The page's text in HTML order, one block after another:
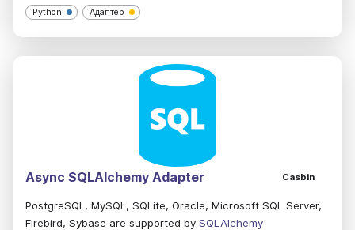
Python Адаптер
Async SQLAlchemy Adapter Casbin
PostgreSQL, MySQL, SQLite, Oracle, Microsoft SQL Server,
Firebird, Sybase are supported by SQLAlchemy